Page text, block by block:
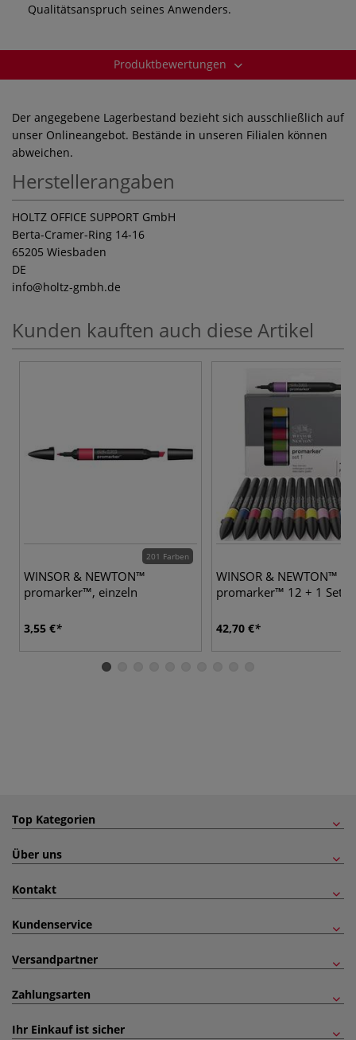
Qualitätsanspruch seines Anwenders.
Produktbewertungen
Der angegebene Lagerbestand bezieht sich ausschließlich auf
unser Onlineangebot. Bestände in unseren Filialen können
abweichen.
Herstellerangaben
HOLTZ OFFICE SUPPORT GmbH
Berta-Cramer-Ring 14-16
65205 Wiesbaden
DE
info@holtz-gmbh.de
Kunden kauften auch diese Artikel
201 Farben
WINSOR & NEWTON™
promarker™, einzeln
3,55 €
WINSOR & NEWTON™
promarker™ 12 + 1 Sets
42,70 €
Top Kategorien
Über uns
Kontakt
Kundenservice
Versandpartner
Zahlungsarten
Ihr Einkauf ist sicher